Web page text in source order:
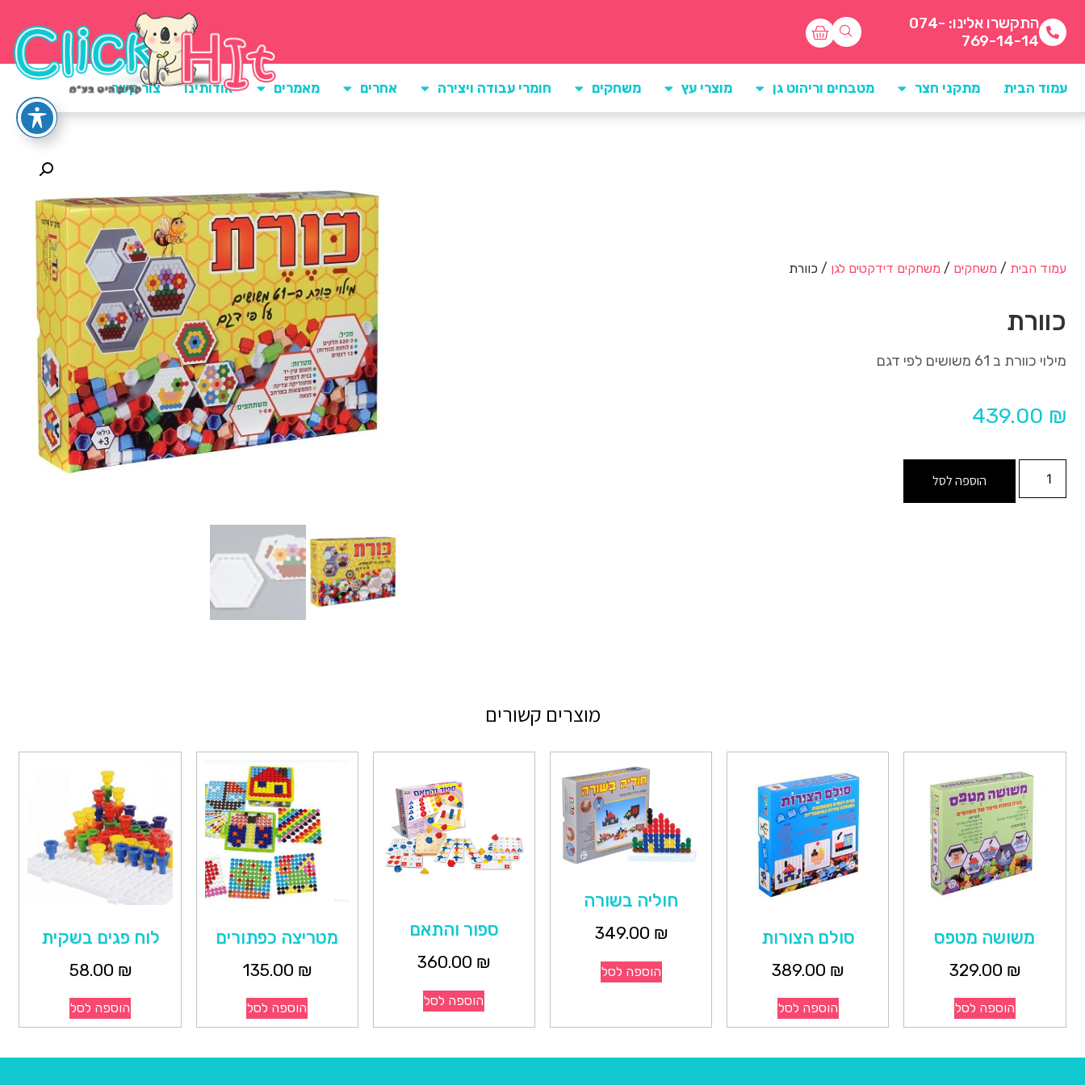
התקשרו אלינו: 074-
769-14-14
עמוד הבית מתקני חצר מטבחים וריהוט גן מוצרי עץ משחקים חומרי עבודה ויצירה אחרים מאמרים אודותינו צור קשר
עמוד הבית / משחקים / משחקים דידקטים לגן / כוורת
כוורת
מילוי כוורת ב 61 משושים לפי דגם
439.00 ₪
הוספה לסל
מוצרים קשורים
משושה מטפס
329.00 ₪
הוספה לסל
סולם הצורות
389.00 ₪
הוספה לסל
חוליה בשורה
349.00 ₪
הוספה לסל
ספור והתאם
360.00 ₪
הוספה לסל
מטריצה כפתורים
135.00 ₪
הוספה לסל
לוח פגים בשקית
58.00 ₪
הוספה לסל